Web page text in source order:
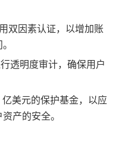
双因素认证，以增加账
透明度审计，确保用户
美元的保护基金，以应
产的安全。